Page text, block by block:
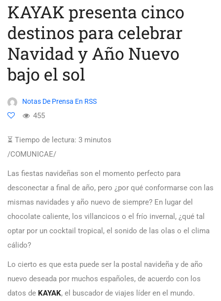
KAYAK presenta cinco
destinos para celebrar
Navidad y Año Nuevo
bajo el sol
Notas De Prensa En RSS
455
⏳ Tiempo de lectura: 3 minutos
/COMUNICAE/
Las fiestas navideñas son el momento perfecto para
desconectar a final de año, pero ¿por qué conformarse con las
mismas navidades y año nuevo de siempre? En lugar del
chocolate caliente, los villancicos o el frío invernal, ¿qué tal
optar por un cocktail tropical, el sonido de las olas o el clima
cálido?
Lo cierto es que esta puede ser la postal navideña y de año
nuevo deseada por muchos españoles, de acuerdo con los
datos de KAYAK, el buscador de viajes líder en el mundo.